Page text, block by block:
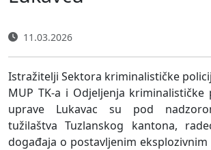
11.03.2026
Istražitelji Sektora kriminalističke
MUP TK-a i Odjeljenja kriminalističke
uprave Lukavac su pod
tužilaštva Tuzlanskog kantona,
događaja o postavljenim